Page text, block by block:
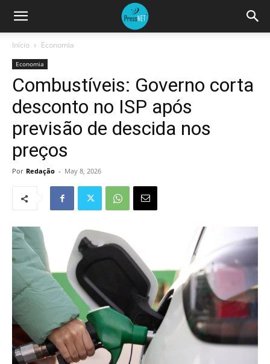
Início Economia
Economia
Combustíveis: Governo corta
desconto no ISP após
previsão de descida nos
preços
Por Redação - May 8, 2026